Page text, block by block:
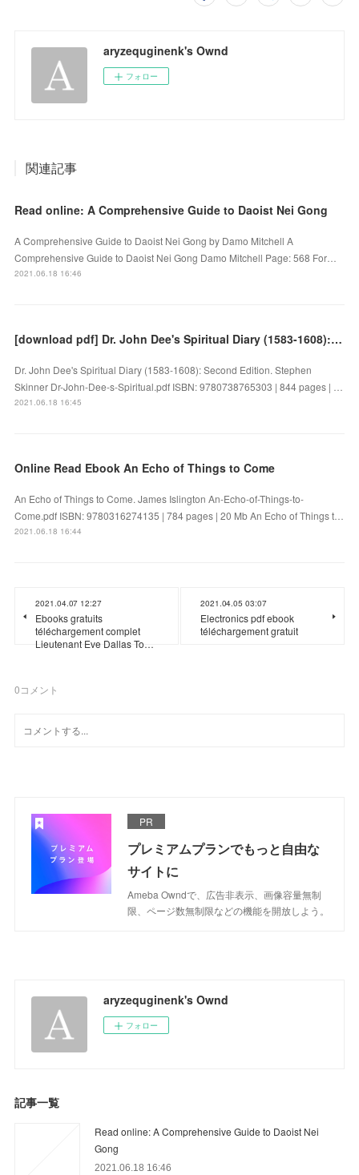
aryzequginenk's Ownd
フォロー
関連記事
Read online: A Comprehensive Guide to Daoist Nei Gong
A Comprehensive Guide to Daoist Nei Gong by Damo Mitchell A
Comprehensive Guide to Daoist Nei Gong Damo Mitchell Page: 568 For…
2021.06.18 16:46
[download pdf] Dr. John Dee's Spiritual Diary (1583-1608): Second Edition
Dr. John Dee's Spiritual Diary (1583-1608): Second Edition. Stephen
Skinner Dr-John-Dee-s-Spiritual.pdf ISBN: 9780738765303 | 844 pages | …
2021.06.18 16:45
Online Read Ebook An Echo of Things to Come
An Echo of Things to Come. James Islington An-Echo-of-Things-to-
Come.pdf ISBN: 9780316274135 | 784 pages | 20 Mb An Echo of Things t…
2021.06.18 16:44
2021.04.07 12:27
Ebooks gratuits
téléchargement complet
Lieutenant Eve Dallas To…
2021.04.05 03:07
Electronics pdf ebook
téléchargement gratuit
0コメント
PR
プレミアムプランでもっと自由な
サイトに
Ameba Owndで、広告非表示、画像容量無制
限、ページ数無制限などの機能を開放しよう。
aryzequginenk's Ownd
フォロー
記事一覧
Read online: A Comprehensive Guide to Daoist Nei
Gong
2021.06.18 16:46